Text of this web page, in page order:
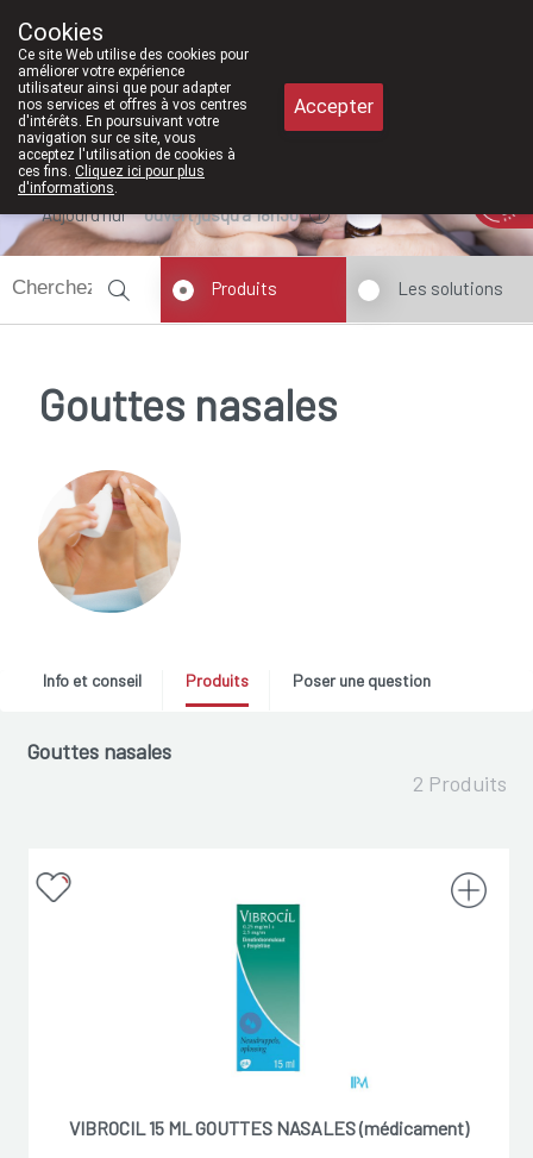
Aujourd'hui ouvert jusqu'à 18h30
Produits Les solutions
Gouttes nasales
Info et conseil Produits Poser une question
Gouttes nasales
2 Produits
VIBROCIL 15 ML GOUTTES NASALES (médicament)
Cookies
Ce site Web utilise des cookies pour
améliorer votre expérience
utilisateur ainsi que pour adapter
nos services et offres à vos centres
d'intérêts. En poursuivant votre
navigation sur ce site, vous
acceptez l'utilisation de cookies à
ces fins. Cliquez ici pour plus
d'informations.
Accepter